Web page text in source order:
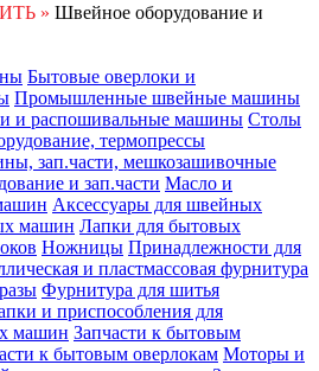
» Швейное оборудование и
Бытовые оверлоки и
Промышленные швейные машины
и распошивальные машины Столы
термопрессы
зап.части, мешкозашивочные
и зап.части Масло и
Аксессуары для швейных
машин Лапки для бытовых
Ножницы Принадлежности для
и пластмассовая фурнитура
Фурнитура для шитья
и приспособления для
машин Запчасти к бытовым
к бытовым оверлокам Моторы и